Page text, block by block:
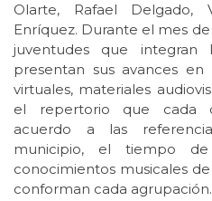
Olarte, Rafael Delgado,
Enríquez. Durante el mes
juventudes que integran
presentan sus avances
virtuales, materiales
el repertorio que cada
acuerdo a las
municipio, el tiempo
conocimientos musicales
conforman cada agrupación.